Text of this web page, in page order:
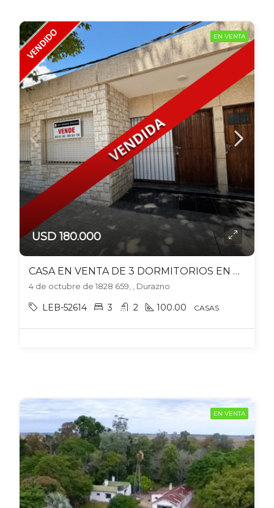
EN VENTA
USD 180.000
CASA EN VENTA DE 3 DORMITORIOS EN DURAZNO
4 de octubre de 1828 659, , Durazno
LEB-52614 3 2 100.00 CASAS
EN VENTA